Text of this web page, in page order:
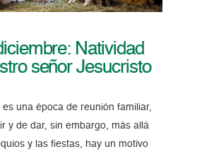
Natividad
señor Jesucristo
es una época de reunión familiar,
y de dar, sin embargo, más allá
y las fiestas, hay un motivo